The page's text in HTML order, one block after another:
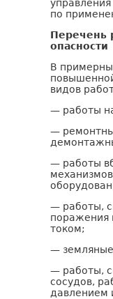
по
Перечень
опасности
В
видов
— работы
—
— работы
— работы,
поражения
током;
—
— работы,
сосудов,
давлением